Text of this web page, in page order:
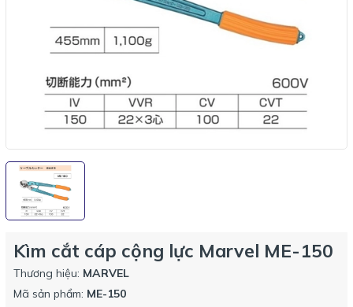
Kìm cắt cáp cộng lực Marvel ME-150
Thương hiệu: MARVEL
Mã sản phẩm: ME-150